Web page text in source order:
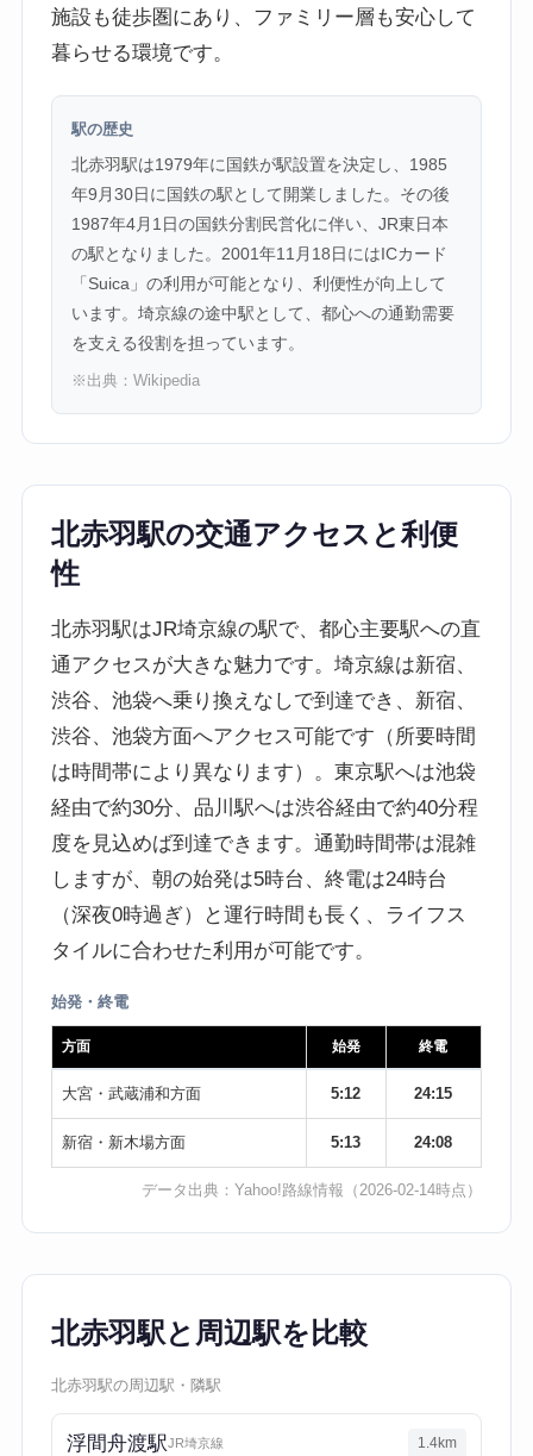
施設も徒歩圏にあり、ファミリー層も安心して
暮らせる環境です。
駅の歴史
北赤羽駅は1979年に国鉄が駅設置を決定し、1985
年9月30日に国鉄の駅として開業しました。その後
1987年4月1日の国鉄分割民営化に伴い、JR東日本
の駅となりました。2001年11月18日にはICカード
「Suica」の利用が可能となり、利便性が向上して
います。埼京線の途中駅として、都心への通勤需要
を支える役割を担っています。
※出典： Wikipedia
北赤羽駅の交通アクセスと利便
性
北赤羽駅はJR埼京線の駅で、都心主要駅への直
通アクセスが大きな魅力です。埼京線は新宿、
渋谷、池袋へ乗り換えなしで到達でき、新宿、
渋谷、池袋方面へアクセス可能です（所要時間
は時間帯により異なります）。東京駅へは池袋
経由で約30分、品川駅へは渋谷経由で約40分程
度を見込めば到達できます。通勤時間帯は混雑
しますが、朝の始発は5時台、終電は24時台
（深夜0時過ぎ）と運行時間も長く、ライフス
タイルに合わせた利用が可能です。
始発・終電
方面 始発 終電
大宮・武蔵浦和方面 5:12 24:15
新宿・新木場方面 5:13 24:08
データ出典：Yahoo!路線情報 （2026-02-14時点）
北赤羽駅と周辺駅を比較
北赤羽駅の周辺駅・隣駅
浮間舟渡駅JR埼京線 1.4km